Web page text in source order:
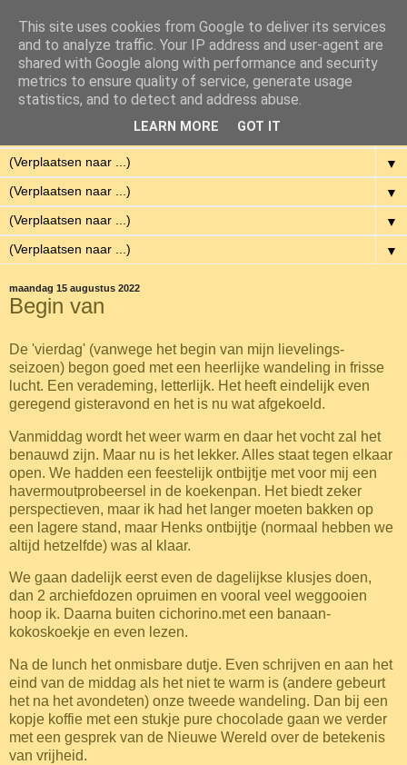
Eenvoudig Gelukkig
Met weinig middelen een hoge kwaliteit van leven hebben.
▼
▼
▼
▼
maandag 15 augustus 2022
Begin van
De 'vierdag' (vanwege het begin van mijn lievelings-
seizoen) begon goed met een heerlijke wandeling in frisse
lucht. Een verademing, letterlijk. Het heeft eindelijk even
geregend gisteravond en het is nu wat afgekoeld.
Vanmiddag wordt het weer warm en daar het vocht zal het
benauwd zijn. Maar nu is het lekker. Alles staat tegen elkaar
open. We hadden een feestelijk ontbijtje met voor mij een
havermoutprobeersel in de koekenpan. Het biedt zeker
perspectieven, maar ik had het langer moeten bakken op
een lagere stand, maar Henks ontbijtje (normaal hebben we
altijd hetzelfde) was al klaar.
We gaan dadelijk eerst even de dagelijkse klusjes doen,
dan 2 archiefdozen opruimen en vooral veel weggooien
hoop ik. Daarna buiten cichorino.met een banaan-
kokoskoekje en even lezen.
Na de lunch het onmisbare dutje. Even schrijven en aan het
eind van de middag als het niet te warm is (andere gebeurt
het na het avondeten) onze tweede wandeling. Dan bij een
kopje koffie met een stukje pure chocolade gaan we verder
met een gesprek van de Nieuwe Wereld over de betekenis
van vrijheid.
This site uses cookies from Google to deliver its services
and to analyze traffic. Your IP address and user-agent are
shared with Google along with performance and security
metrics to ensure quality of service, generate usage
statistics, and to detect and address abuse.
LEARN MORE GOT IT